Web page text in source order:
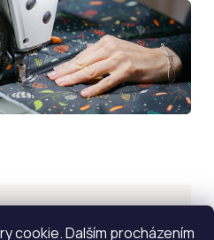
cookie. Dalším procházením